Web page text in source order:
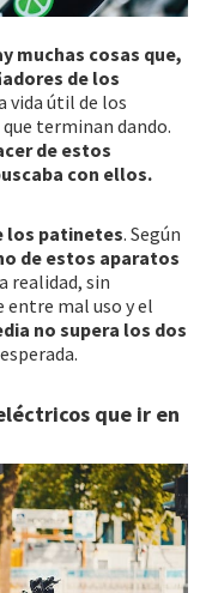
muchas cosas que,
de los
vida útil de los
terminan dando.
de estos
con ellos.
los patinetes. Según
de estos aparatos
realidad, sin
entre mal uso y el
no supera los dos
que ir en